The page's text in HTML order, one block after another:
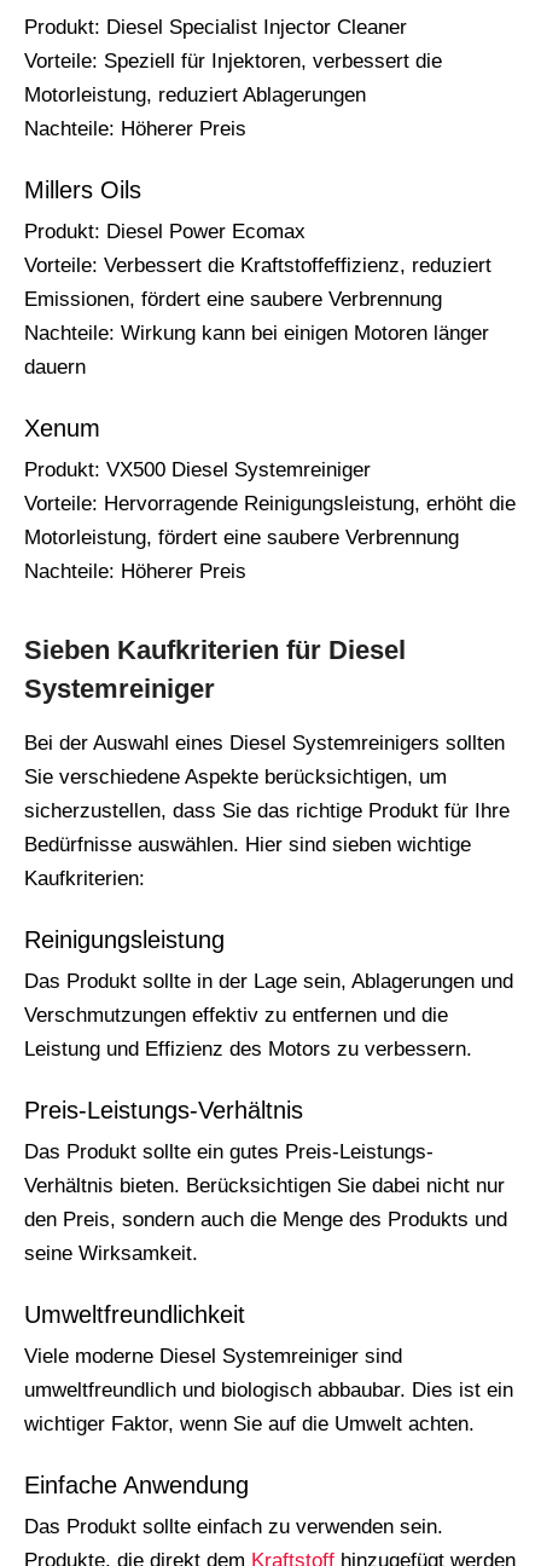
Produkt: Diesel Specialist Injector Cleaner
Vorteile: Speziell für Injektoren, verbessert die
Motorleistung, reduziert Ablagerungen
Nachteile: Höherer Preis
Millers Oils
Produkt: Diesel Power Ecomax
Vorteile: Verbessert die Kraftstoffeffizienz, reduziert
Emissionen, fördert eine saubere Verbrennung
Nachteile: Wirkung kann bei einigen Motoren länger
dauern
Xenum
Produkt: VX500 Diesel Systemreiniger
Vorteile: Hervorragende Reinigungsleistung, erhöht die
Motorleistung, fördert eine saubere Verbrennung
Nachteile: Höherer Preis
Sieben Kaufkriterien für Diesel
Systemreiniger
Bei der Auswahl eines Diesel Systemreinigers sollten
Sie verschiedene Aspekte berücksichtigen, um
sicherzustellen, dass Sie das richtige Produkt für Ihre
Bedürfnisse auswählen. Hier sind sieben wichtige
Kaufkriterien:
Reinigungsleistung
Das Produkt sollte in der Lage sein, Ablagerungen und
Verschmutzungen effektiv zu entfernen und die
Leistung und Effizienz des Motors zu verbessern.
Preis-Leistungs-Verhältnis
Das Produkt sollte ein gutes Preis-Leistungs-
Verhältnis bieten. Berücksichtigen Sie dabei nicht nur
den Preis, sondern auch die Menge des Produkts und
seine Wirksamkeit.
Umweltfreundlichkeit
Viele moderne Diesel Systemreiniger sind
umweltfreundlich und biologisch abbaubar. Dies ist ein
wichtiger Faktor, wenn Sie auf die Umwelt achten.
Einfache Anwendung
Das Produkt sollte einfach zu verwenden sein.
Produkte, die direkt dem Kraftstoff hinzugefügt werden